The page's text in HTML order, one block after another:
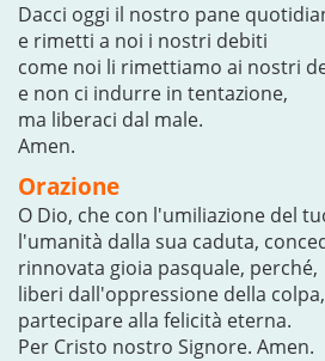
Dacci oggi il nostro pane
e rimetti a noi i nostri debiti
come noi li rimettiamo ai nostri
e non ci indurre in tentazione,
ma liberaci dal male.
Amen.
Orazione
O Dio, che con l'umiliazione del
l'umanità dalla sua caduta,
rinnovata gioia pasquale, perché,
liberi dall'oppressione della
partecipare alla felicità eterna.
Per Cristo nostro Signore. Amen.